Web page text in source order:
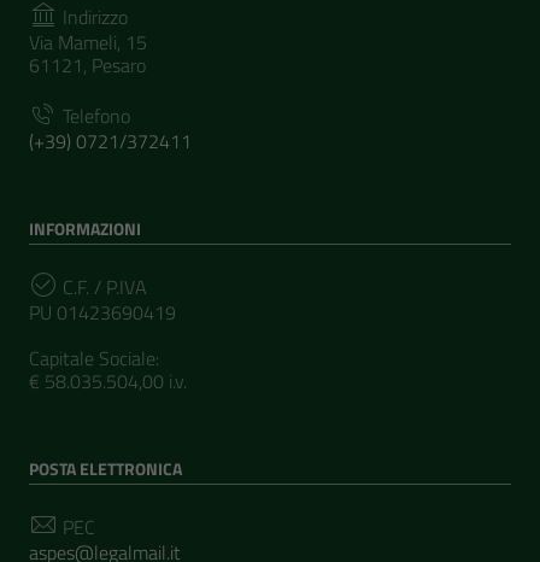
Indirizzo
Via Mameli, 15
61121, Pesaro
Telefono
(+39) 0721/372411
INFORMAZIONI
C.F. / P.IVA
PU 01423690419
Capitale Sociale:
€ 58.035.504,00 i.v.
POSTA ELETTRONICA
PEC
aspes@legalmail.it